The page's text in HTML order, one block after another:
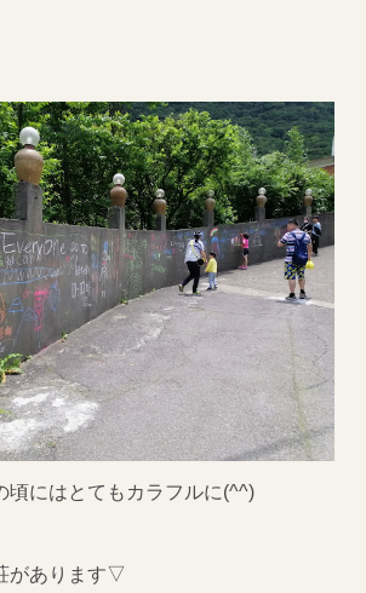
頃にはとてもカラフルに(^^)
があります▽